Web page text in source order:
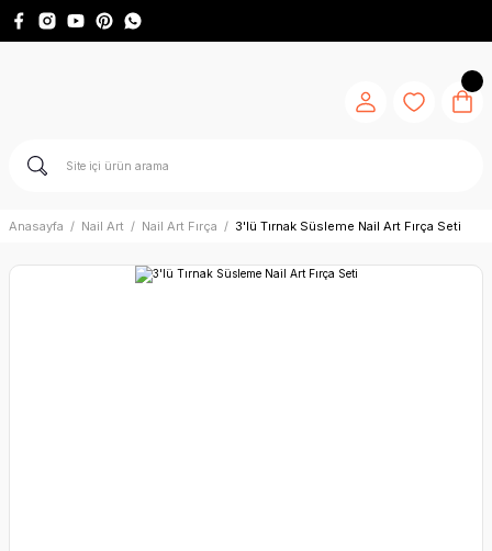
Anasayfa Nail Art Nail Art Fırça 3'lü Tırnak Süsleme Nail Art Fırça Seti